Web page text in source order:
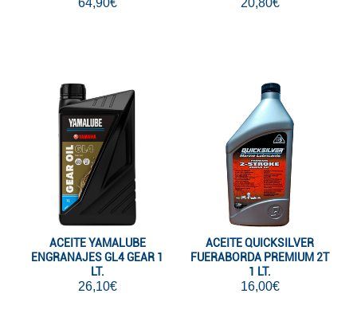
ACEITE YAMALUBE
ENGRANAJES GL4 GEAR 1
LT.
26,10€
ACEITE QUICKSILVER
FUERABORDA PREMIUM 2T
1 LT.
16,00€